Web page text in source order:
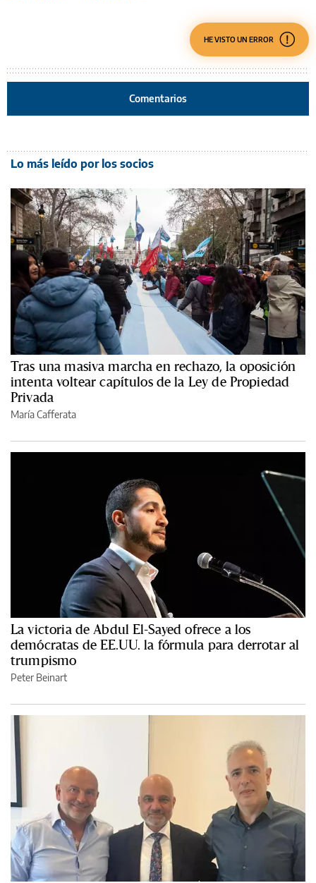
HE VISTO UN ERROR
Comentarios
Lo más leído por los socios
Tras una masiva marcha en rechazo, la oposición
intenta voltear capítulos de la Ley de Propiedad
Privada
María Cafferata
La victoria de Abdul El-Sayed ofrece a los
demócratas de EE.UU. la fórmula para derrotar al
trumpismo
Peter Beinart